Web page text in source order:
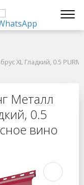
XL Гладкий, 0.5
Металл
XL Гладкий, 0.5
Металл
0.5
вино